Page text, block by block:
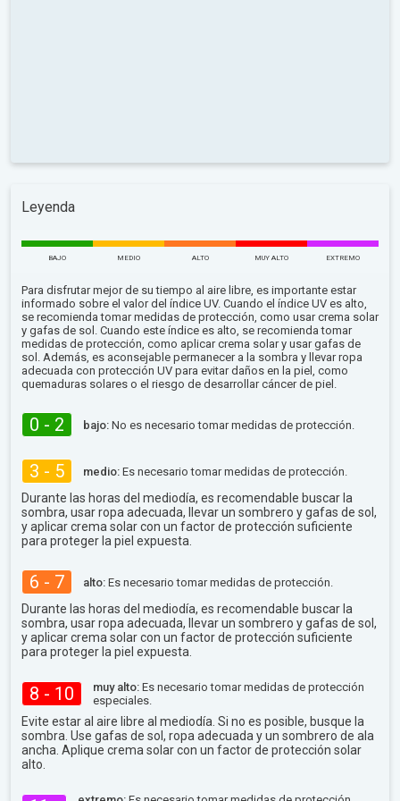
Leyenda
BAJO MEDIO ALTO MUY ALTO EXTREMO
Para disfrutar mejor de su tiempo al aire libre, es importante estar
informado sobre el valor del índice UV. Cuando el índice UV es alto,
se recomienda tomar medidas de protección, como usar crema solar
y gafas de sol. Cuando este índice es alto, se recomienda tomar
medidas de protección, como aplicar crema solar y usar gafas de
sol. Además, es aconsejable permanecer a la sombra y llevar ropa
adecuada con protección UV para evitar daños en la piel, como
quemaduras solares o el riesgo de desarrollar cáncer de piel.
0 - 2 bajo: No es necesario tomar medidas de protección.
3 - 5 medio: Es necesario tomar medidas de protección.
Durante las horas del mediodía, es recomendable buscar la
sombra, usar ropa adecuada, llevar un sombrero y gafas de sol,
y aplicar crema solar con un factor de protección suficiente
para proteger la piel expuesta.
6 - 7 alto: Es necesario tomar medidas de protección.
Durante las horas del mediodía, es recomendable buscar la
sombra, usar ropa adecuada, llevar un sombrero y gafas de sol,
y aplicar crema solar con un factor de protección suficiente
para proteger la piel expuesta.
8 - 10 muy alto: Es necesario tomar medidas de protección
especiales.
Evite estar al aire libre al mediodía. Si no es posible, busque la
sombra. Use gafas de sol, ropa adecuada y un sombrero de ala
ancha. Aplique crema solar con un factor de protección solar
alto.